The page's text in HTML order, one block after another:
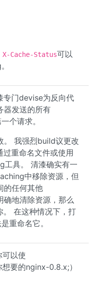
X-Cache-Status可以
专门devise为反向代
器发送的所有
个请求。
。 我强烈build议更改
过重命名文件或使用
具。 清漆确实有一
中移除资源，但
的任何其他
地清除资源，那么
在这种情况下，打
重命名它。
以使
要的nginx-0.8.x;）